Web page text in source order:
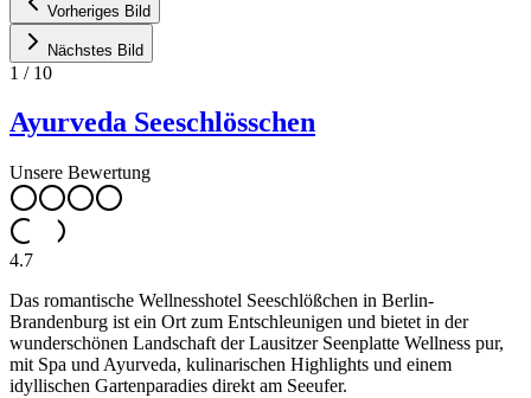
Vorheriges Bild
Nächstes Bild
1 / 10
Ayurveda Seeschlösschen
Unsere Bewertung
4.7
Das romantische Wellnesshotel Seeschlößchen in Berlin-
Brandenburg ist ein Ort zum Entschleunigen und bietet in der
wunderschönen Landschaft der Lausitzer Seenplatte Wellness pur,
mit Spa und Ayurveda, kulinarischen Highlights und einem
idyllischen Gartenparadies direkt am Seeufer.